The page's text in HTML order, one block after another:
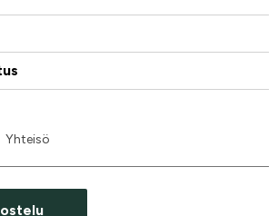
Yhteisö